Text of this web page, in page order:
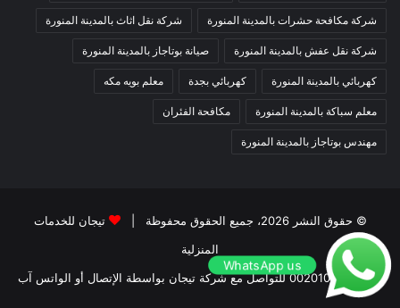
شركة مكافحة حشرات بالمدينة المنورة شركة نقل اثاث بالمدينة المنورة
شركة نقل عفش بالمدينة المنورة صيانة بوتاجاز بالمدينة المنورة
كهربائي بالمدينة المنورة كهربائي بجدة معلم بويه مكه
معلم سباكة بالمدينة المنورة مكافحة الفئران
مهندس بوتاجاز بالمدينة المنورة
© حقوق النشر 2026، جميع الحقوق محفوظة |
تيجان للخدمات
المنزلية
00201011207263 للتواصل مع شركة تيجان بواسطة الإتصال أو الواتس آب
WhatsApp us